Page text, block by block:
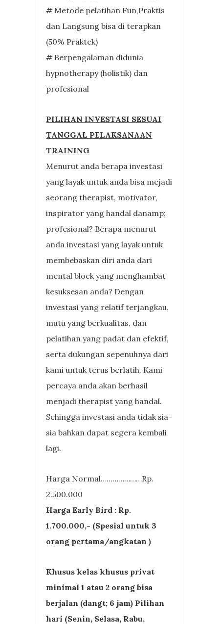
# Metode pelatihan Fun,Praktis
dan Langsung bisa di terapkan
(50% Praktek)
# Berpengalaman didunia
hypnotherapy (holistik) dan
profesional
PILIHAN INVESTASI SESUAI
TANGGAL PELAKSANAAN
TRAINING
Menurut anda berapa investasi
yang layak untuk anda bisa mejadi
seorang therapist, motivator,
inspirator yang handal danamp;
profesional? Berapa menurut
anda investasi yang layak untuk
membebaskan diri anda dari
mental block yang menghambat
kesuksesan anda? Dengan
investasi yang relatif terjangkau,
mutu yang berkualitas, dan
pelatihan yang padat dan efektif,
serta dukungan sepenuhnya dari
kami untuk terus berlatih. Kami
percaya anda akan berhasil
menjadi therapist yang handal.
Sehingga investasi anda tidak sia-
sia bahkan dapat segera kembali
lagi.
Harga Normal…………………Rp.
2.500.000
Harga Early Bird : Rp.
1.700.000,- (Spesial untuk 3
orang pertama/angkatan )
Khusus kelas khusus privat
minimal 1 atau 2 orang bisa
berjalan (dangt; 6 jam) Pilihan
hari (Senin, Selasa, Rabu,